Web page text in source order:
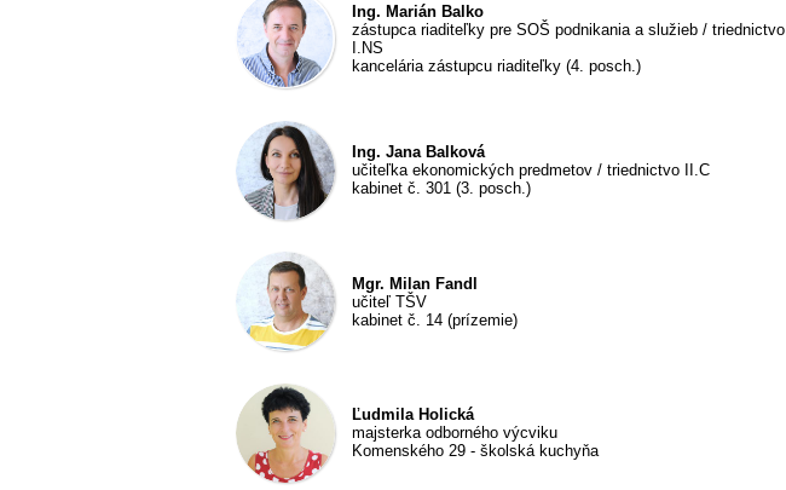
Ing. Marián Balko
zástupca riaditeľky pre SOŠ podnikania a služieb / triednictvo
I.NS
kancelária zástupcu riaditeľky (4. posch.)
Ing. Jana Balková
učiteľka ekonomických predmetov / triednictvo II.C
kabinet č. 301 (3. posch.)
Mgr. Milan Fandl
učiteľ TŠV
kabinet č. 14 (prízemie)
Ľudmila Holická
majsterka odborného výcviku
Komenského 29 - školská kuchyňa